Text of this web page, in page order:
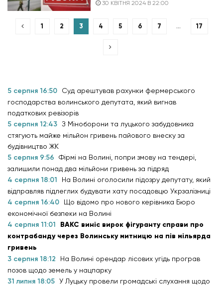
30 КВІТНЯ 2024 В 22:00
1 2 3 4 5 6 7 … 17
5 серпня 16:50
Суд арештував рахунки фермерського
господарства волинського депутата, який вигнав
податкових ревізорів
5 серпня 12:43 З Міноборони та луцького забудовника
стягують майже мільйон гривень пайового внеску за
будівництво ЖК
5 серпня 9:56
Фірмі на Волині, попри змову на тендері,
залишили понад два мільйони гривень за підряд
4 серпня 18:01
На Волині оголосили підозру депутату, який
відправляв підлеглих будувати хату посадовцю Укрзалізниці
4 серпня 16:40
Що відомо про нового керівника Бюро
економічної безпеки на Волині
4 серпня 11:01
ВАКС виніс вирок фігуранту справи про
контрабанду через Волинську митницю на пів мільярда
гривень
3 серпня 18:12
На Волині орендар лісових угідь програв
позов щодо земель у нацпарку
31 липня 18:05 У Луцьку провели громадські слухання щодо